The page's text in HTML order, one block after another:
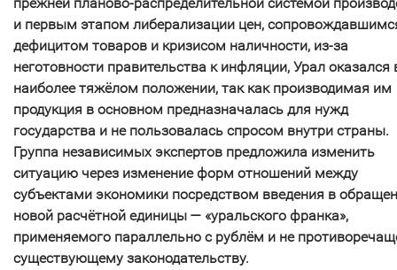
прежней планово-распределительной системой
и первым этапом либерализации цен,
дефицитом товаров и кризисом наличности, из-за
неготовности правительства к инфляции, Урал оказался
наиболее тяжёлом положении, так как производимая им
продукция в основном предназначалась для нужд
государства и не пользовалась спросом внутри страны.
Группа независимых экспертов предложила изменить
ситуацию через изменение форм отношений между
субъектами экономики посредством введения в
новой расчётной единицы — «уральского франка»,
применяемого параллельно с рублём и не
существующему законодательству.